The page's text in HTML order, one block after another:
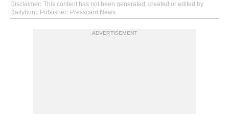
Disclaimer: This content has not been generated, created or edited by
Dailyhunt. Publisher: Presscard News
ADVERTISEMENT